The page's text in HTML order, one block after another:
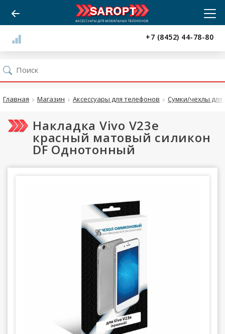
+7 (8452) 44-78-80
Главная Магазин Аксессуары для телефонов Сумки/чехлы для
Накладка Vivo V23e
красный матовый силикон
DF Однотонный